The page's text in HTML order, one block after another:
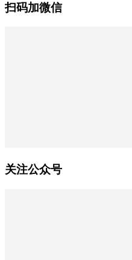
扫码加微信
关注公众号